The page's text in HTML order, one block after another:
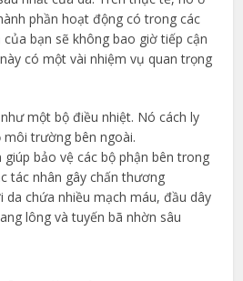
phần hoạt động có trong các
bạn sẽ không bao giờ tiếp cận
có một vài nhiệm vụ quan trọng
một bộ điều nhiệt. Nó cách ly
trường bên ngoài.
bảo vệ các bộ phận bên trong
tác nhân gây chấn thương
da chứa nhiều mạch máu, đầu dây
lông và tuyến bã nhờn sâu